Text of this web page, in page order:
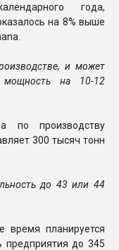
года,
на 8% выше
и может
мощность на 10-12
по производству
300 тысяч тонн
до 43 или 44
планируется
предприятия до 345